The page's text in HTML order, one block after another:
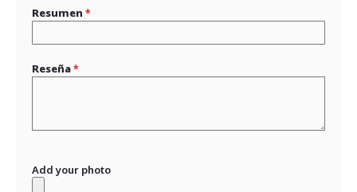
Resumen
Reseña
Add your photo